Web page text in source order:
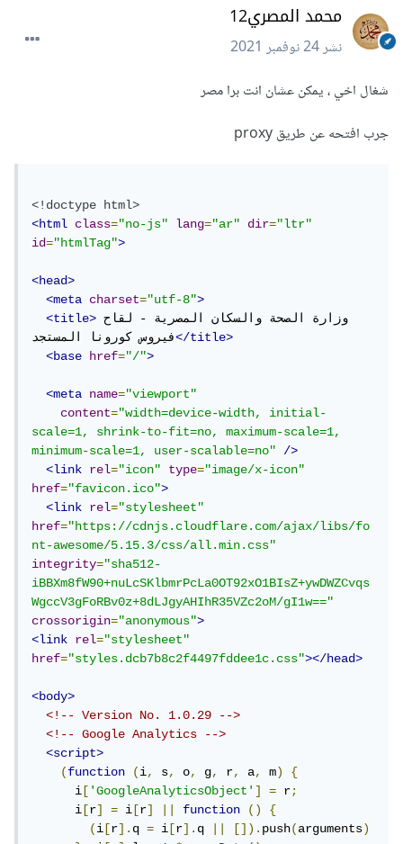
محمد المصري12
نشر24 نوفمبر 2021
شغال اخي ، يمكن عشان انت برا مصر
جرب افتحه عن طريق proxy
<!doctype html>
<html
class="no-js" lang="ar" dir="ltr"
id="htmlTag">
<head>
<meta
charset="utf-8">
<title> وزارة الصحة والسكان المصرية - لقاح
فيروس كورونا المستجد</title>
<base
href="/">
<meta name="viewport"
content="width=device-width, initial-
scale=1, shrink-to-fit=no, maximum-scale=1,
minimum-scale=1, user-scalable=no"
/>
<link
rel="icon" type="image/x-icon"
href="favicon.ico">
<link
rel="stylesheet"
href="https://cdnjs.cloudflare.com/ajax/libs/fo
nt-awesome/5.15.3/css/all.min.css"
integrity="sha512-
iBBXm8fW90+nuLcSKlbmrPcLa0OT92xO1BIsZ+ywDWZCvqs
WgccV3gFoRBv0z+8dLJgyAHIhR35VZc2oM/gI1w=="
crossorigin="anonymous">
<link
rel="stylesheet"
href="styles.dcb7b8c2f4497fddee1c.css"></head>
<body>
<!-- Version No. 1.0.29 -->
<!-- Google Analytics -->
<script>
(function (i, s, o, g, r, a, m)
{
      i
['GoogleAnalyticsObject'] = r;
      i
[r] = i [r] function ()
{
(i [r].q = i [r].q []).push(arguments)